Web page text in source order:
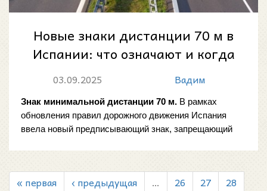
Новые знаки дистанции 70 м в
Испании: что означают и когда
03.09.2025 Вадим
Знак минимальной дистанции 70 м. В рамках
обновления правил дорожного движения Испания
ввела новый предписывающий знак, запрещающий
« первая ‹ предыдущая … 26 27
28